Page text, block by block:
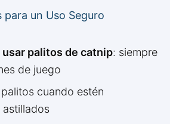
para un Uso Seguro
palitos de catnip: siempre
de juego
cuando estén